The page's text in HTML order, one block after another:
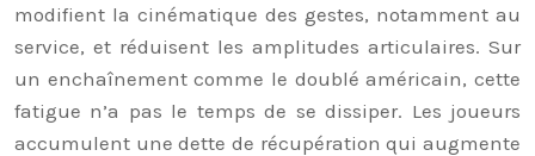
modifient la cinématique des gestes, notamment au
service, et réduisent les amplitudes articulaires. Sur
un enchaînement comme le doublé américain, cette
fatigue n’a pas le temps de se dissiper. Les joueurs
accumulent une dette de récupération qui augmente